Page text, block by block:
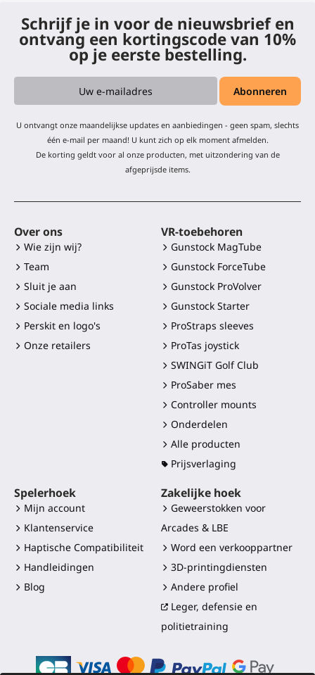
Schrijf je in voor de nieuwsbrief en
ontvang een kortingscode van 10%
op je eerste bestelling.
U ontvangt onze maandelijkse updates en aanbiedingen - geen spam, slechts
één e-mail per maand! U kunt zich op elk moment afmelden.
De korting geldt voor al onze producten, met uitzondering van de
afgeprijsde items.
Over ons
Wie zijn wij?
Team
Sluit je aan
Sociale media links
Perskit en logo's
Onze retailers
VR-toebehoren
Gunstock MagTube
Gunstock ForceTube
Gunstock ProVolver
Gunstock Starter
ProStraps sleeves
ProTas joystick
SWINGiT Golf Club
ProSaber mes
Controller mounts
Onderdelen
Alle producten
Prijsverlaging
Spelerhoek
Mijn account
Klantenservice
Haptische Compatibiliteit
Handleidingen
Blog
Zakelijke hoek
Geweerstokken voor
Arcades & LBE
Word een verkooppartner
3D-printingdiensten
Andere profiel
Leger, defensie en
politietraining